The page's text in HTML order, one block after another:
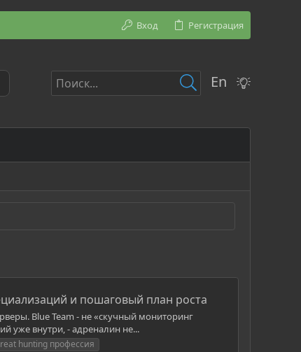
Вход Регистрация
En
и пошаговый план роста
Blue Team - не «скучный мониторинг
уже внутри, - адреналин не...
hunting профессия